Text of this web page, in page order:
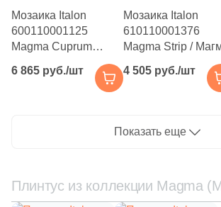
Мозаика Italon
600110001125
Magma Cuprum
Магма Купрум
6 865 руб./шт
Мозаика Italon
610110001376
Magma Strip /
Стрип 26x75 микс
натуральная под
4 505 руб./шт
Показать еще
Плинтус из коллекции Magma